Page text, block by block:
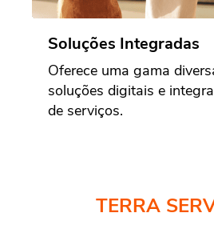
Soluções Integradas
Oferece uma gama
soluções digitais e
de serviços.
TERRA